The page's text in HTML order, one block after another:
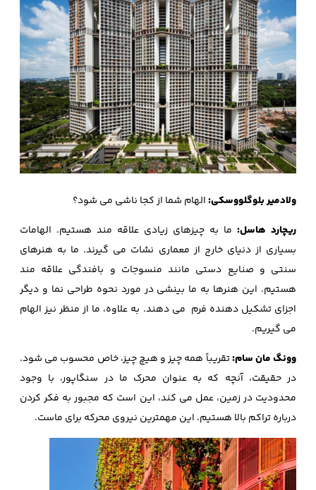
ولادمیر بلوگلووسکی:الهام شما از کجا ناشی می شود؟
ریچارد هاسل: ما به چیزهای زیادی علاقه مند هستیم. الهامات
بسیاری از دنیای خارج از معماری نشات می گیرند. ما به هنرهای
سنتی و صنایع دستی مانند منسوجات و بافندگی علاقه مند
هستیم. این هنرها به ما بینشی در مورد نحوه طراحی نما و دیگر
اجزای تشکیل دهنده فرم می دهند. به علاوه، ما از منظر نیز الهام
می گیریم.
وونگ مان سام:تقریباً همه چیز و هیچ چیز، خاص محسوب می شود.
در حقیقت، آنچه که به عنوان محرک ما در سنگاپور، با وجود
محدودیت در زمین، عمل می کند، این است که مجبور به فکر کردن
درباره تراکم بالا هستیم. این مهمترین نیروی محرکه برای ماست.